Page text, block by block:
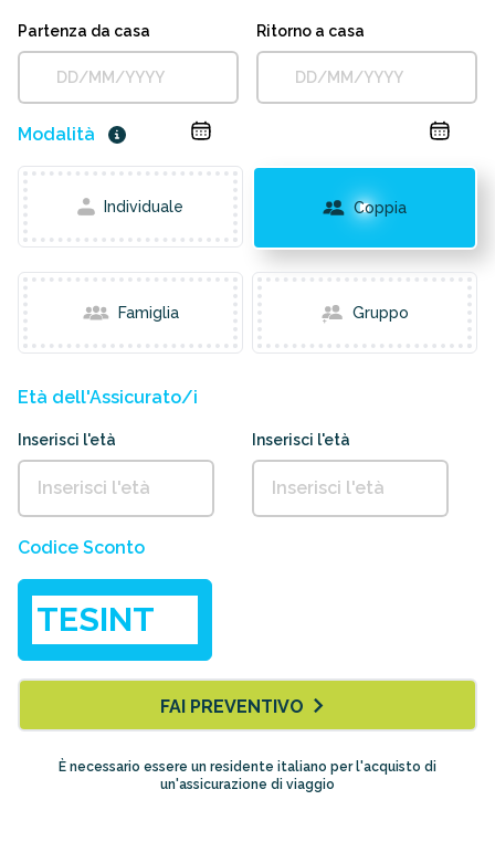
Partenza da casa Ritorno a casa
Modalità
Individuale Coppia
Famiglia Gruppo
Età dell'Assicurato/i
Inserisci l'età Inserisci l'età
Codice Sconto
FAI PREVENTIVO
È necessario essere un residente italiano per l'acquisto di
un'assicurazione di viaggio